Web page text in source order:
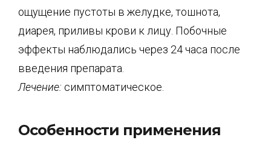
ощущение пустоты в желудке, тошнота,
диарея, приливы крови к лицу. Побочные
эффекты наблюдались через 24 часа после
введения препарата.
Лечение: симптоматическое.
Особенности применения